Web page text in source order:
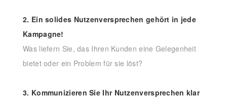
2. Ein solides Nutzenversprechen gehört in jede
Kampagne!
Was liefern Sie, das Ihren Kunden eine Gelegenheit
bietet oder ein Problem für sie löst?
3. Kommunizieren Sie Ihr Nutzenversprechen klar